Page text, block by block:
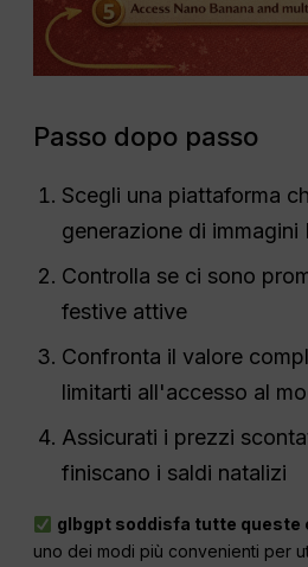
Passo dopo passo
Scegli una piattaforma
generazione di immagini
Controlla se ci sono
festive attive
Confronta il valore
limitarti all'accesso al
Assicurati i prezzi
finiscano i saldi natalizi
glbgpt soddisfa tutte queste
uno dei modi più convenienti per